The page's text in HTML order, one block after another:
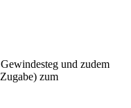
und zudem
zum